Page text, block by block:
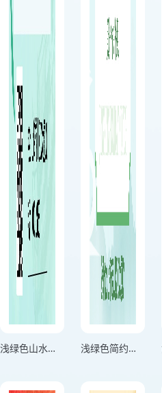
浅绿色山水风清明节放假通知海报 浅绿色简约风清明节放假调休海报